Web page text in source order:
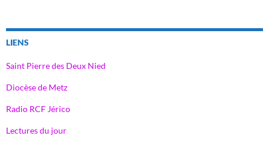
LIENS
Saint Pierre des Deux Nied
Diocèse de Metz
Radio RCF Jérico
Lectures du jour